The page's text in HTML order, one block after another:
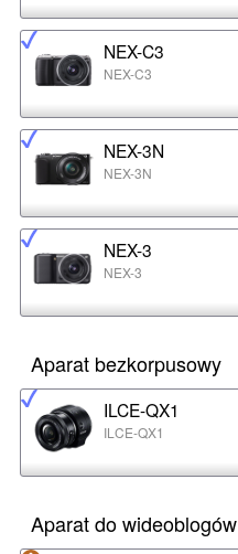
NEX-C3
NEX-C3
NEX-3N
NEX-3N
NEX-3
NEX-3
Aparat bezkorpusowy
ILCE-QX1
ILCE-QX1
Aparat do wideoblogów